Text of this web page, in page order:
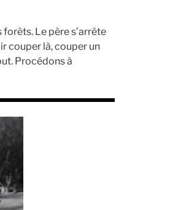
Le père s’arrête
couper là, couper un
Procédons à